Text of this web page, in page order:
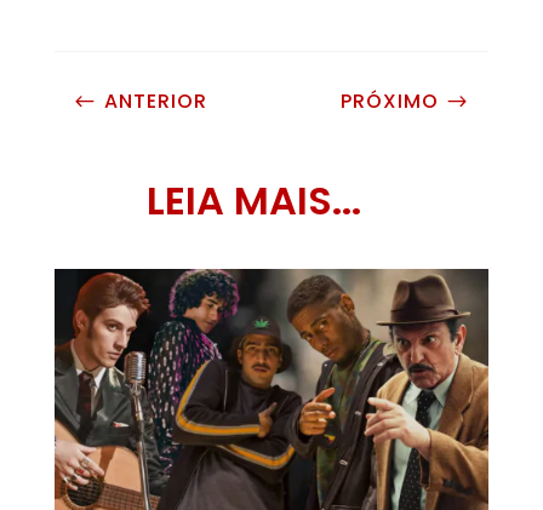
# ANTERIOR PRÓXIMO $
LEIA MAIS...